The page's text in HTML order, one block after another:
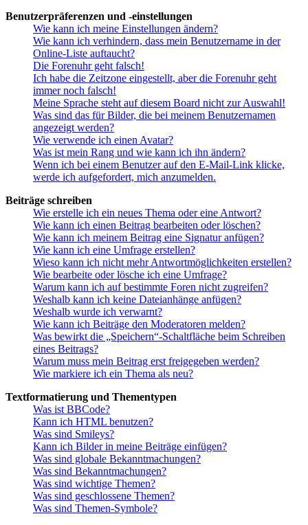
Benutzerpräferenzen und -einstellungen
Wie kann ich meine Einstellungen ändern?
Wie kann ich verhindern, dass mein Benutzername in der
Online-Liste auftaucht?
Die Forenuhr geht falsch!
Ich habe die Zeitzone eingestellt, aber die Forenuhr geht
immer noch falsch!
Meine Sprache steht auf diesem Board nicht zur Auswahl!
Was sind das für Bilder, die bei meinem Benutzernamen
angezeigt werden?
Wie verwende ich einen Avatar?
Was ist mein Rang und wie kann ich ihn ändern?
Wenn ich bei einem Benutzer auf den E-Mail-Link klicke,
werde ich aufgefordert, mich anzumelden.
Beiträge schreiben
Wie erstelle ich ein neues Thema oder eine Antwort?
Wie kann ich einen Beitrag bearbeiten oder löschen?
Wie kann ich meinem Beitrag eine Signatur anfügen?
Wie kann ich eine Umfrage erstellen?
Wieso kann ich nicht mehr Antwortmöglichkeiten erstellen?
Wie bearbeite oder lösche ich eine Umfrage?
Warum kann ich auf bestimmte Foren nicht zugreifen?
Weshalb kann ich keine Dateianhänge anfügen?
Weshalb wurde ich verwarnt?
Wie kann ich Beiträge den Moderatoren melden?
Was bewirkt die „Speichern“-Schaltfläche beim Schreiben
eines Beitrags?
Warum muss mein Beitrag erst freigegeben werden?
Wie markiere ich ein Thema als neu?
Textformatierung und Thementypen
Was ist BBCode?
Kann ich HTML benutzen?
Was sind Smileys?
Kann ich Bilder in meine Beiträge einfügen?
Was sind globale Bekanntmachungen?
Was sind Bekanntmachungen?
Was sind wichtige Themen?
Was sind geschlossene Themen?
Was sind Themen-Symbole?